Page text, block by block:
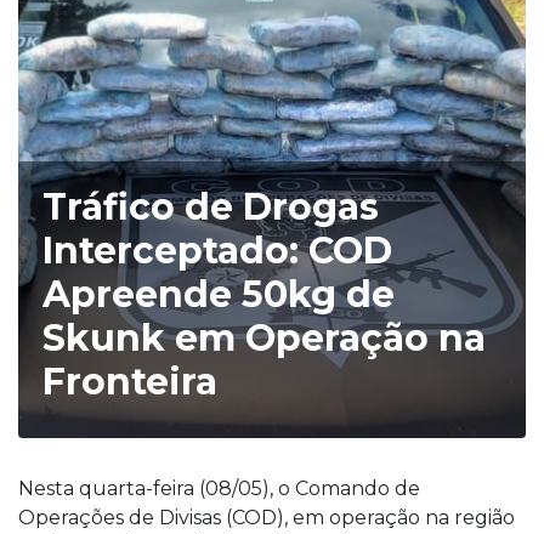
Tráfico de Drogas
Interceptado: COD
Apreende 50kg de
Skunk em Operação na
Fronteira
Nesta quarta-feira (08/05), o Comando de
Operações de Divisas (COD), em operação na região